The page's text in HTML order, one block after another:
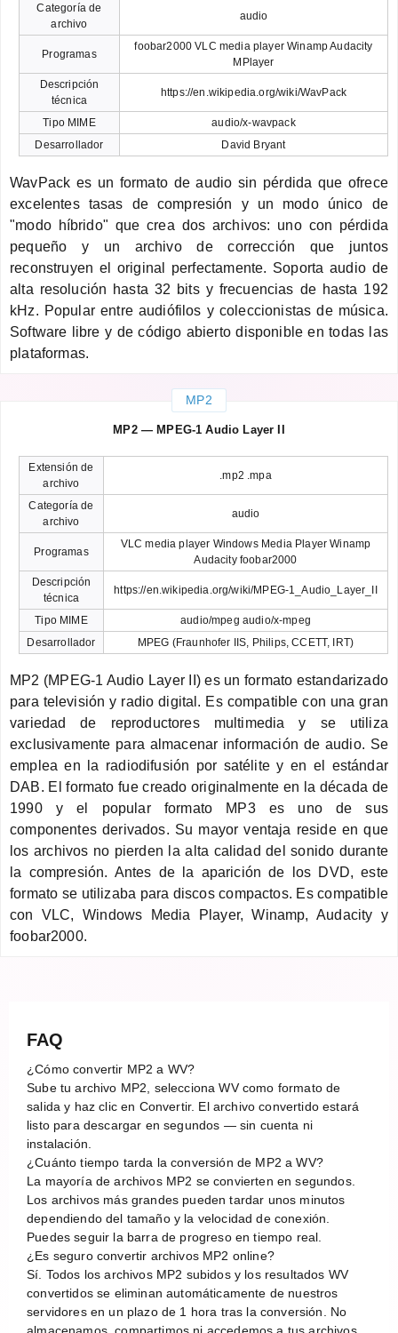
Categoría de
archivo
audio
Programas
foobar2000 VLC media player Winamp Audacity
MPlayer
Descripción
técnica
https://en.wikipedia.org/wiki/WavPack
Tipo MIME
audio/x-wavpack
Desarrollador
David Bryant
WavPack es un formato de audio sin pérdida que ofrece
excelentes tasas de compresión y un modo único de
"modo híbrido" que crea dos archivos: uno con pérdida
pequeño y un archivo de corrección que juntos
reconstruyen el original perfectamente. Soporta audio de
alta resolución hasta 32 bits y frecuencias de hasta 192
kHz. Popular entre audiófilos y coleccionistas de música.
Software libre y de código abierto disponible en todas las
plataformas.
MP2
MP2 — MPEG-1 Audio Layer II
Extensión de
archivo
.mp2 .mpa
Categoría de
archivo
audio
Programas
VLC media player Windows Media Player Winamp
Audacity foobar2000
Descripción
técnica
https://en.wikipedia.org/wiki/MPEG-1_Audio_Layer_II
Tipo MIME
audio/mpeg audio/x-mpeg
Desarrollador
MPEG (Fraunhofer IIS, Philips, CCETT, IRT)
MP2 (MPEG-1 Audio Layer II) es un formato estandarizado
para televisión y radio digital. Es compatible con una gran
variedad de reproductores multimedia y se utiliza
exclusivamente para almacenar información de audio. Se
emplea en la radiodifusión por satélite y en el estándar
DAB. El formato fue creado originalmente en la década de
1990 y el popular formato MP3 es uno de sus
componentes derivados. Su mayor ventaja reside en que
los archivos no pierden la alta calidad del sonido durante
la compresión. Antes de la aparición de los DVD, este
formato se utilizaba para discos compactos. Es compatible
con VLC, Windows Media Player, Winamp, Audacity y
foobar2000.
FAQ
¿Cómo convertir MP2 a WV?
Sube tu archivo MP2, selecciona WV como formato de
salida y haz clic en Convertir. El archivo convertido estará
listo para descargar en segundos — sin cuenta ni
instalación.
¿Cuánto tiempo tarda la conversión de MP2 a WV?
La mayoría de archivos MP2 se convierten en segundos.
Los archivos más grandes pueden tardar unos minutos
dependiendo del tamaño y la velocidad de conexión.
Puedes seguir la barra de progreso en tiempo real.
¿Es seguro convertir archivos MP2 online?
Sí. Todos los archivos MP2 subidos y los resultados WV
convertidos se eliminan automáticamente de nuestros
servidores en un plazo de 1 hora tras la conversión. No
almacenamos, compartimos ni accedemos a tus archivos.